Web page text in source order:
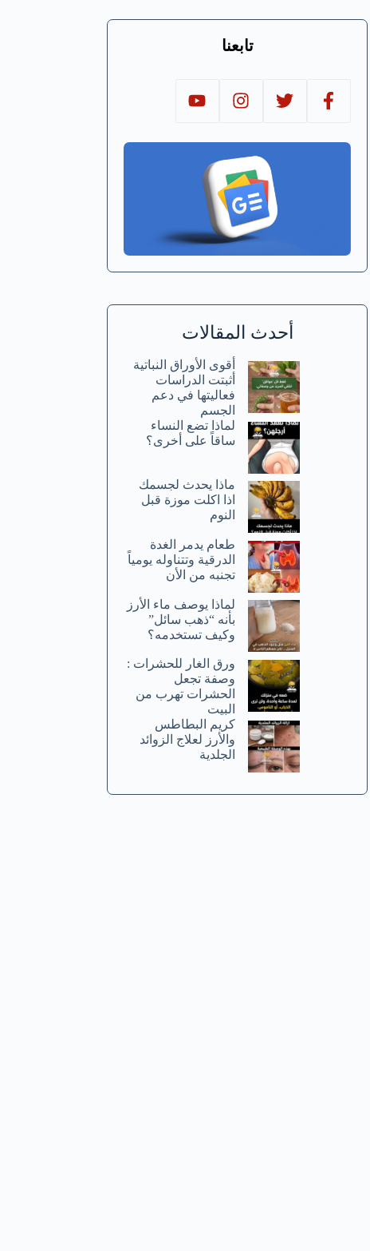
تابعنا
أحدث المقالات
أقوى الأوراق النباتية
أثبتت الدراسات
فعاليتها في دعم
الجسم
لماذا تضع النساء
ساقاً على أخرى؟
ماذا يحدث لجسمك
اذا اكلت موزة قبل
النوم
طعام يدمر الغدة
الدرقية وتتناوله يومياً
تجنبه من الأن
لماذا يوصف ماء الأرز
بأنه “ذهب سائل”
وكيف تستخدمه؟
ورق الغار للحشرات :
وصفة تجعل
الحشرات تهرب من
البيت
كريم البطاطس
والأرز لعلاج الزوائد
الجلدية